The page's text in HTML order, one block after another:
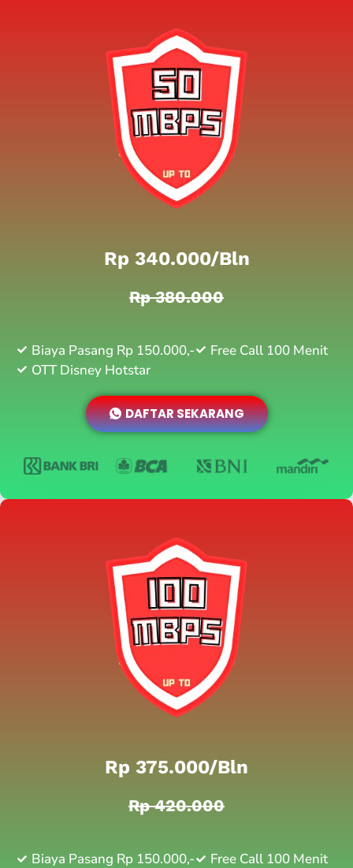
Rp 340.000/bln
Rp 380.000
Biaya Pasang Rp 150.000,-
Free Call 100 Menit
OTT Disney Hotstar
DAFTAR SEKARANG
Rp 375.000/bln
Rp 420.000
Biaya Pasang Rp 150.000,- Free Call 100 Menit